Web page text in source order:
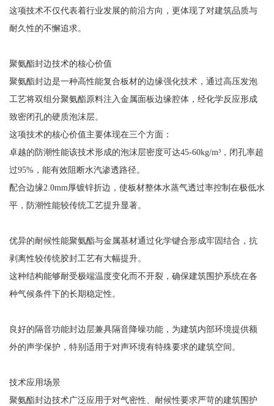
这项技术不仅代表着行业发展的前沿方向，更体现了对建筑品质与
耐久性的不懈追求。
聚氨酯封边技术的核心价值
聚氨酯封边是一种高性能复合板材的边缘强化技术，通过高压发泡
工艺将双组分聚氨酯原料注入金属面板边缘腔体，经化学反应形成
致密闭孔的硬质泡沫层。
这项技术的核心价值主要体现在三个方面：
卓越的防潮性能该技术形成的泡沫层密度可达45-60kg/m³，闭孔率超
过95%，能有效阻断水汽渗透路径。
配合边缘2.0mm厚镀锌折边，使板材整体水蒸气透过率控制在极低水
平，防潮性能较传统工艺提升显著。
优异的耐候性能聚氨酯与金属基材通过化学键合形成牢固结合，抗
剥离性较传统胶封工艺有大幅提升。
这种结构能够耐受极端温度变化而不开裂，确保建筑围护系统在各
种气候条件下的长期稳定性。
良好的隔音功能封边层兼具隔音降噪功能，为建筑内部环境提供额
外的声学保护，特别适用于对声环境有特殊要求的建筑空间。
技术应用场景
聚氨酯封边技术广泛应用于对气密性、耐候性要求严苛的建筑围护